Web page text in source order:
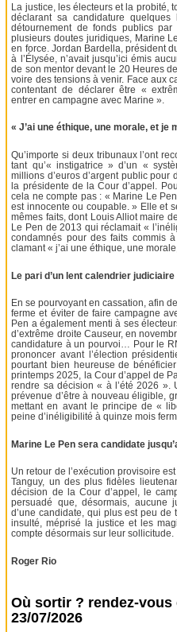
La justice, les électeurs et la probité,
déclarant sa candidature
détournement de fonds publics
plusieurs doutes juridiques, Marine
en force. Jordan Bardella, président
à l’Élysée, n’avait jusqu’ici émis
de son mentor devant le 20 Heures
voire des tensions à venir. Face aux
contentant de déclarer être «
entrer en campagne avec Marine ».
« J’ai une éthique, une morale, et je
Qu’importe si deux tribunaux l’ont
tant qu’« instigatrice » d’un «
millions d’euros d’argent public
la présidente de la Cour d’appel.
cela ne compte pas : « Marine Le
est innocente ou coupable. » Elle et
mêmes faits, dont Louis Alliot maire
Le Pen de 2013 qui réclamait «
condamnés pour des faits commis
clamant « j’ai une éthique, une
Le pari d’un lent calendrier judiciaire
En se pourvoyant en cassation, afin
ferme et éviter de faire campagne
Pen a également menti à ses
d’extrême droite Causeur, en
candidature à un pourvoi… Pour le
prononcer avant l’élection
pourtant bien heureuse de
printemps 2025, la Cour d’appel de
rendre sa décision « à l’été 2026
prévenue d’être à nouveau éligible,
mettant en avant le principe de «
peine d’inéligibilité à quinze mois
Marine Le Pen sera candidate
Un retour de l’exécution provisoire
Tanguy, un des plus fidèles
décision de la Cour d’appel, le
persuadé que, désormais, aucune
d’une candidate, qui plus est peu de
insulté, méprisé la justice et les
compte désormais sur leur sollicitude.
Roger Rio
Où sortir ? rendez-
23/07/2026